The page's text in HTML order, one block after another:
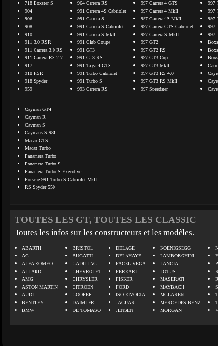
718 Boxster S
904
906
908
910
911 3.0 RSR
911 Carrera 3.0 RS
911 Carrera RS 2.7
917
918 RSR
918 Spyder
959
964 Carrera RS
991 Carrera 4S Cabriolet
991 Carrera S
991 Carrera S Cabriolet
991 Carrera S MkII
991 Club Coupé
991 GT3
991 GT3 RS
991 Targa 4 GTS
991 Turbo Cabriolet
991 Turbo S
993 Carrera RS
997 Carrera 4 GTS
997 Carrera 4 MkII
997 Carrera 4S MkII
997 Carrera GTS Cabriolet
997 Carrera S MkII
997 GT2
997 GT2 RS
997 GT3 Cup
997 GT3 MkII
997 GT3 RS 4.0
997 GT3 RS MkII
997 Speedster
997
997
997
997
997
Cayman GT4
Cayman R
Cayman S
Caymans S 981
Macan GTS
Macan Turbo
Panamera Turbo
Panamera Turbo S
Panamera Turbo S Executive
Porsche 991 Turbo S Cabriolet MkII
RS Spyder 550
TOUTES LES GT, TOUTES LES CLASSIC
Toutes les infos sur les constructeurs et les modèles.
ABARTH
AC
ALFA ROMEO
ALLARD
AMG
ASTON MARTIN
AUDI
BENTLEY
BMW
BRISTOL
BUGATTI
CADILLAC
CHEVROLET
CHRYSLER
CITROEN
COOPER
DAIMLER
DE TOMASO
DELAGE
DELAHAYE
FACEL VEGA
FERRARI
FISKER
FORD
ISO RIVOLTA
JAGUAR
JENSEN
KOENIGSEGG
LAMBORGHINI
LANCIA
LOTUS
MASERATI
MAYBACH
MCLAREN
MERCEDES BENZ
MORGAN